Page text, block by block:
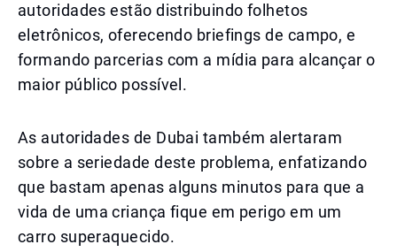
autoridades estão distribuindo folhetos
eletrônicos, oferecendo briefings de campo, e
formando parcerias com a mídia para alcançar o
maior público possível.
As autoridades de Dubai também alertaram
sobre a seriedade deste problema, enfatizando
que bastam apenas alguns minutos para que a
vida de uma criança fique em perigo em um
carro superaquecido.